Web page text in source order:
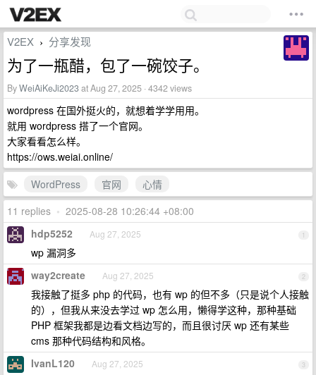
V2EX › 分享发现
为了一瓶醋，包了一碗饺子。
ByWeiAiKeJi2023at Aug 27, 2025 · 4342 views
wordpress 在国外挺火的，就想着学学用用。
就用 wordpress 搭了一个官网。
大家看看怎么样。
https://ows.weiai.online/
WordPress
官网
心情
11 replies • 2025-08-28 10:26:44 +08:00
1
hdp5252 Aug 27, 2025
wp 漏洞多
2
way2create Aug 27, 2025
我接触了挺多 php 的代码，也有 wp 的但不多（只是说个人接触
的），但我从来没去学过 wp 怎么用，懒得学这种，那种基础
PHP 框架我都是边看文档边写的，而且很讨厌 wp 还有某些
cms 那种代码结构和风格。
3
IvanL120 Aug 27, 2025